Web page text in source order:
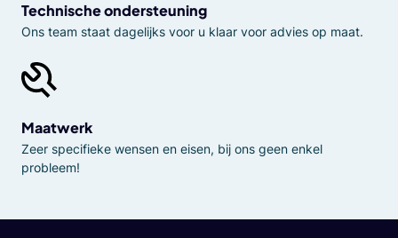
Technische ondersteuning
Ons team staat dagelijks voor u klaar voor advies op maat.
Maatwerk
Zeer specifieke wensen en eisen, bij ons geen enkel
probleem!